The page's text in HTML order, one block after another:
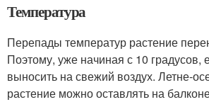
Температура
Перепады температур растение
Поэтому, уже начиная с 10 градусов,
выносить на свежий воздух. Летне-
растение можно оставлять на